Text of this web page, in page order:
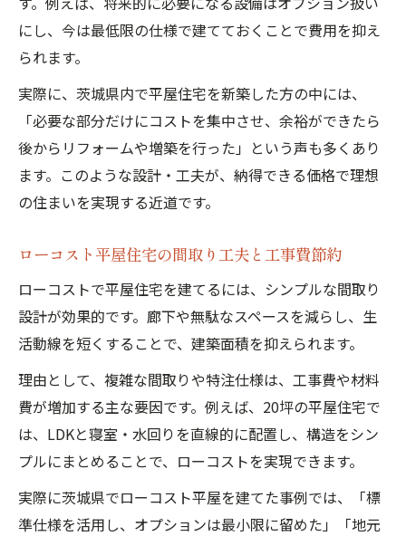
にし、今は最低限の仕様で建てておくことで費用を抑え
られます。
実際に、茨城県内で平屋住宅を新築した方の中には、
「必要な部分だけにコストを集中させ、余裕ができたら
後からリフォームや増築を行った」という声も多くあり
ます。このような設計・工夫が、納得できる価格で理想
の住まいを実現する近道です。
ローコスト平屋住宅の間取り工夫と工事費節約
ローコストで平屋住宅を建てるには、シンプルな間取り
設計が効果的です。廊下や無駄なスペースを減らし、生
活動線を短くすることで、建築面積を抑えられます。
理由として、複雑な間取りや特注仕様は、工事費や材料
費が増加する主な要因です。例えば、20坪の平屋住宅で
は、LDKと寝室・水回りを直線的に配置し、構造をシン
プルにまとめることで、ローコストを実現できます。
実際に茨城県でローコスト平屋を建てた事例では、「標
準仕様を活用し、オプションは最小限に留めた」「地元